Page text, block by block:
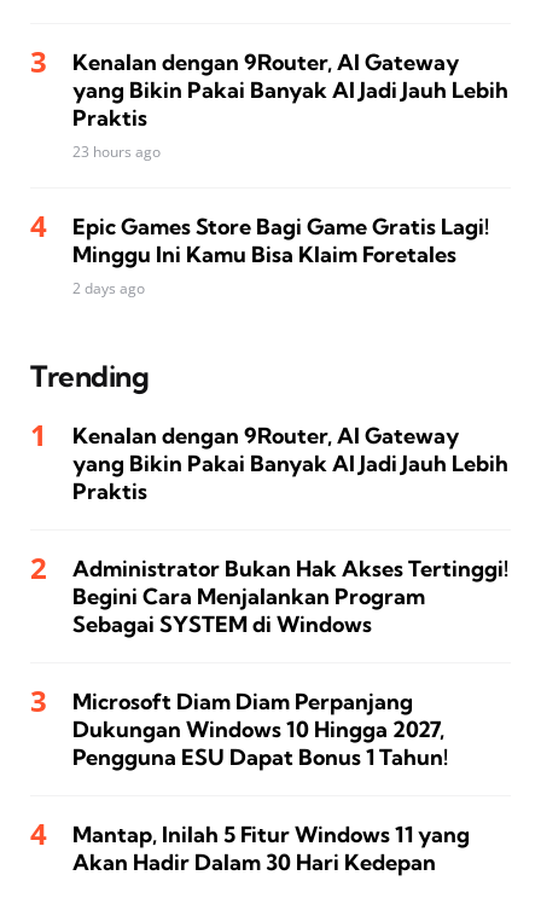
Kenalan dengan 9Router, AI Gateway
yang Bikin Pakai Banyak AI Jadi Jauh Lebih
Praktis
23 hours ago
Epic Games Store Bagi Game Gratis Lagi!
Minggu Ini Kamu Bisa Klaim Foretales
2 days ago
Trending
Kenalan dengan 9Router, AI Gateway
yang Bikin Pakai Banyak AI Jadi Jauh Lebih
Praktis
Administrator Bukan Hak Akses Tertinggi!
Begini Cara Menjalankan Program
Sebagai SYSTEM di Windows
Microsoft Diam Diam Perpanjang
Dukungan Windows 10 Hingga 2027,
Pengguna ESU Dapat Bonus 1 Tahun!
Mantap, Inilah 5 Fitur Windows 11 yang
Akan Hadir Dalam 30 Hari Kedepan